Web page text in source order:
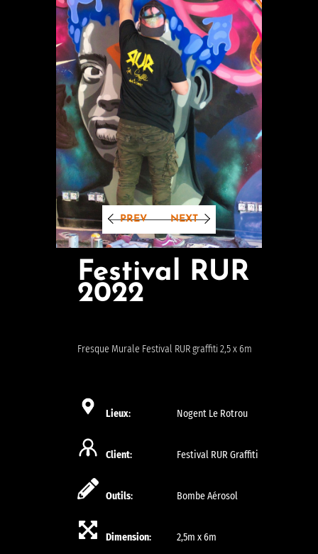
PREV NEXT
Festival RUR
2022
Fresque Murale Festival RUR graffiti 2,5 x 6m
Lieux Nogent Le Rotrou
Client Festival RUR Graffiti
Outils Bombe Aérosol
Dimension 2,5m x 6m